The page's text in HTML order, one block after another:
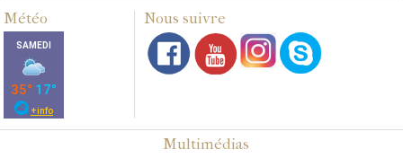
Météo Nous suivre
Multimédias